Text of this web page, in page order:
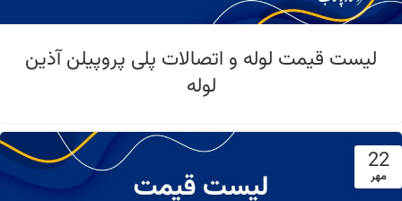
لیست قیمت لوله و اتصالات پلی پروپیلن آذین
لوله
22
مهر